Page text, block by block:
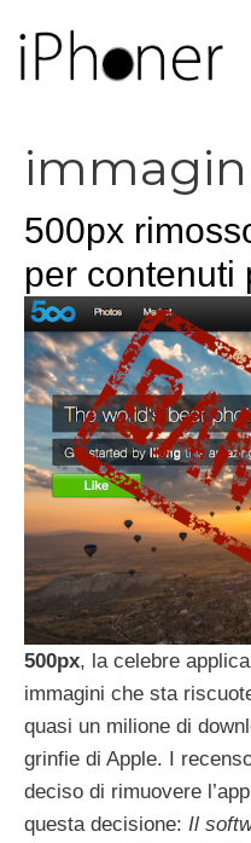
contenuto
500px
per contenuti
500px, la celebre
immagini che sta
quasi un milione di
grinfie di Apple. I
deciso di rimuovere
questa decisione: Il